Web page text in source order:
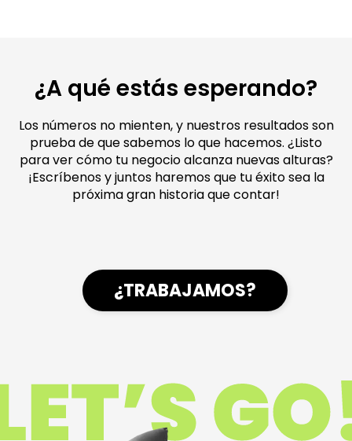
¿A qué estás esperando?
Los números no mienten, y nuestros resultados son
prueba de que sabemos lo que hacemos. ¿Listo
para ver cómo tu negocio alcanza nuevas alturas?
¡Escríbenos y juntos haremos que tu éxito sea la
próxima gran historia que contar!
¿TRABAJAMOS?